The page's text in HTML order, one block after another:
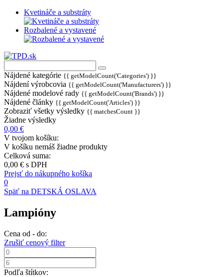
Kvetináče a substráty
Rozbalené a vystavené
Nájdené kategórie {{ getModelCount('Categories') }}
Nájdení výrobcovia {{ getModelCount('Manufacturers') }}
Nájdené modelové rady {{ getModelCount('Brands') }}
Nájdené články {{ getModelCount('Articles') }}
Zobraziť všetky výsledky {{ matchesCount }}
Žiadne výsledky
0,00 €
V tvojom košíku:
V košíku nemáš žiadne produkty
Celková suma:
0,00 € s DPH
Prejsť do nákupného košíka
0
Späť na DETSKÁ OSLAVA
Lampióny
Cena od - do:
Zrušiť cenový filter
Podľa štítkov: